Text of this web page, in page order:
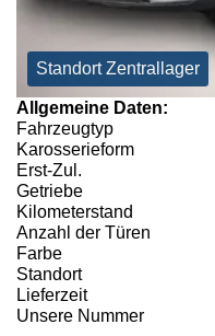
Standort Zentrallager
Allgemeine Daten:
Fahrzeugtyp
Karosserieform
Erst-Zul.
Getriebe
Kilometerstand
Anzahl der Türen
Farbe
Standort
Lieferzeit
Unsere Nummer